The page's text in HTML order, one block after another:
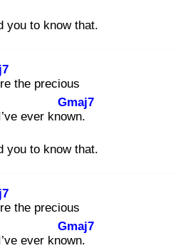
you to know that.
the precious
ever know
Gmaj7
n.
you to know that.
the precious
ever know
Gmaj7
n.